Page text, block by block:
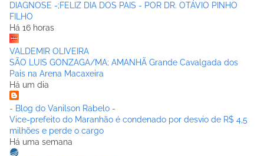
DIAGNOSE -;FELIZ DIA DOS PAIS - POR DR. OTÁVIO PINHO
FILHO
Há 16 horas
VALDEMIR OLIVEIRA
SÃO LUIS GONZAGA/MA; AMANHÃ Grande Cavalgada dos
Pais na Arena Macaxeira
Há um dia
- Blog do Vanilson Rabelo -
Vice-prefeito do Maranhão é condenado por desvio de R$ 4,5
milhões e perde o cargo
Há uma semana